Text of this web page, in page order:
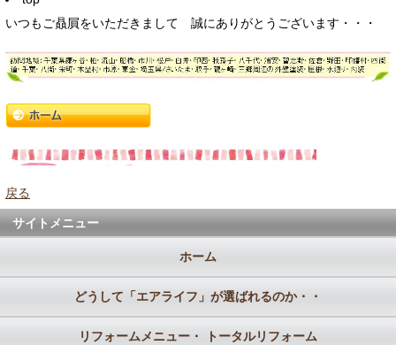
いつもご贔屓をいただきまして 誠にありがとうございます・・・
戻る
サイトメニュー
ホーム
どうして「エアライフ」が選ばれるのか・・
リフォームメニュー・ トータルリフォーム